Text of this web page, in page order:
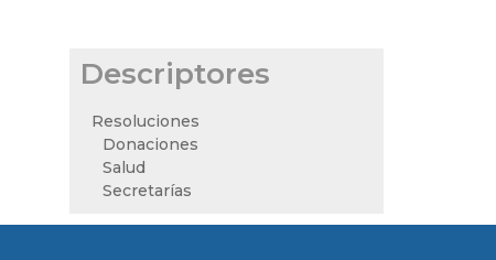
Descriptores
Resoluciones
Donaciones
Salud
Secretarías